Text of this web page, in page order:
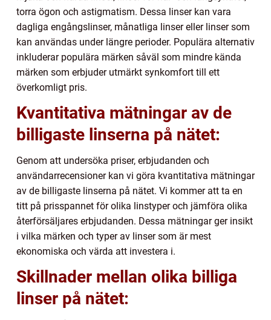
torra ögon och astigmatism. Dessa linser kan vara
dagliga engångslinser, månatliga linser eller linser som
kan användas under längre perioder. Populära alternativ
inkluderar populära märken såväl som mindre kända
märken som erbjuder utmärkt synkomfort till ett
överkomligt pris.
Kvantitativa mätningar av de
billigaste linserna på nätet:
Genom att undersöka priser, erbjudanden och
användarrecensioner kan vi göra kvantitativa mätningar
av de billigaste linserna på nätet. Vi kommer att ta en
titt på prisspannet för olika linstyper och jämföra olika
återförsäljares erbjudanden. Dessa mätningar ger insikt
i vilka märken och typer av linser som är mest
ekonomiska och värda att investera i.
Skillnader mellan olika billiga
linser på nätet: